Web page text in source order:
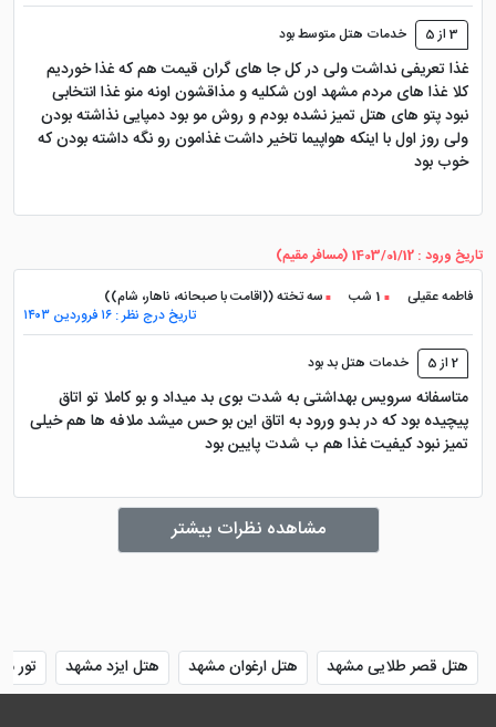
3 از 5 خدمات هتل متوسط بود
غذا تعریفی نداشت ولی در کل جا های گران قیمت هم که غذا خوردیم
کلا غذا های مردم مشهد اون شکلیه و مذاقشون اونه منو غذا انتخابی
نبود پتو های هتل تمیز نشده بودم و روش مو بود دمپایی نذاشته بودن
ولی روز اول با اینکه هواپیما تاخیر داشت غذامون رو نگه داشته بودن که
خوب بود
تاریخ ورود : 1403/01/12 (مسافر مقیم)
فاطمه عقیلی
1 شب
سه تخته ((اقامت با صبحانه، ناهار، شام))
تاریخ درج نظر : ۱۶ فروردین ۱۴۰۳
2 از 5 خدمات هتل بد بود
متاسفانه سرویس بهداشتی به شدت بوی بد میداد و بو کاملا تو اتاق
پیچیده بود که در بدو ورود به اتاق این بو حس میشد ملافه ها هم خیلی
تمیز نبود کیفیت غذا هم ب شدت پایین بود
مشاهده نظرات بیشتر
هتل قصر طلایی مشهد هتل ارغوان مشهد هتل ایزد مشهد تور